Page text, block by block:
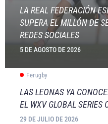
LA REAL FEDERACIÓN
SUPERA EL MILLÓN DE
REDES SOCIALES
5 DE AGOSTO DE 2026
Ferugby
LAS LEONAS YA
EL WXV GLOBAL SERIES
29 DE JULIO DE 2026